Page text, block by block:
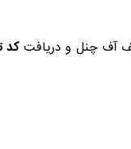
آف چنل و دریافتکد